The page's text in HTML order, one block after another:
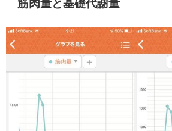
筋肉量と基礎代謝量